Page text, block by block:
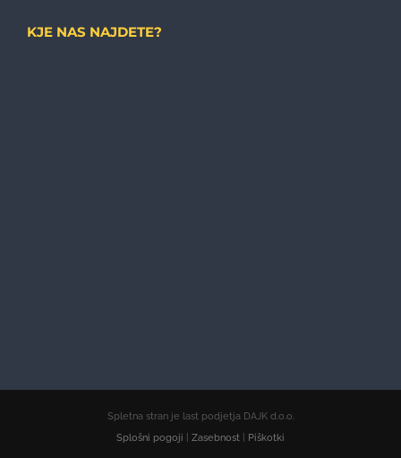
KJE NAS NAJDETE?
Spletna stran je last podjetja DAJK d.o.o.
Splošni pogoji
Zasebnost Piškotki